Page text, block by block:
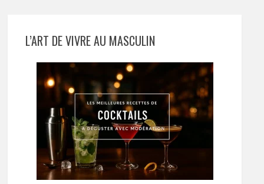
L’ART DE VIVRE AU MASCULIN